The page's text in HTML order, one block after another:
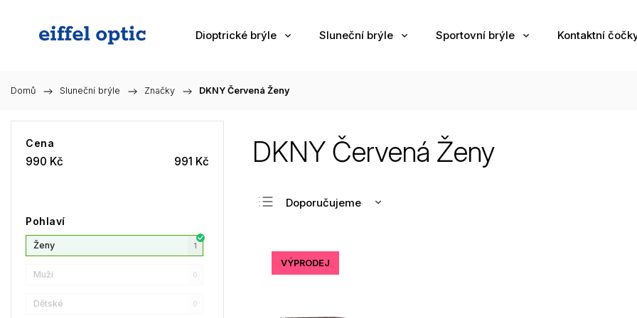
Dioptrické brýle Sluneční brýle Sportovní brýle Kontaktní
Domů / Sluneční brýle / Značky / DKNY Červená Ženy
Cena
990 Kč 991 Kč
Pohlaví
Ženy 1
Muži 0
Dětské 0
DKNY Červená Ženy
Doporučujeme
Nejprodávanější
VÝPRODEJ